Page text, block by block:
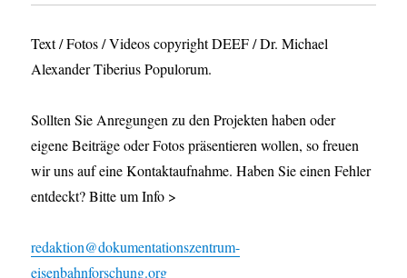
Text / Fotos / Videos copyright DEEF / Dr. Michael
Alexander Tiberius Populorum.
Sollten Sie Anregungen zu den Projekten haben oder
eigene Beiträge oder Fotos präsentieren wollen, so freuen
wir uns auf eine Kontaktaufnahme. Haben Sie einen Fehler
entdeckt? Bitte um Info >
redaktion@dokumentationszentrum-
eisenbahnforschung.org